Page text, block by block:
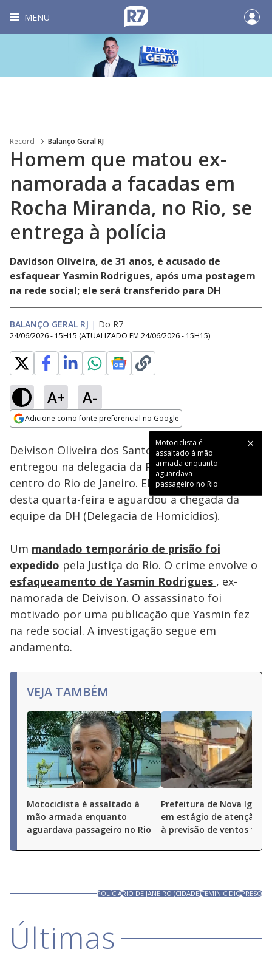
MENU
Record Balanço Geral RJ
Homem que matou ex-
namorada a facadas em
Rocha Miranda, no Rio, se
entrega à polícia
Davidson Oliveira, de 31 anos, é acusado de
esfaquear Yasmin Rodrigues, após uma postagem
na rede social; ele será transferido para DH
BALANÇO GERAL RJ | Do R7
24/06/2026 - 15H15 (ATUALIZADO EM 24/06/2026 - 15H15)
A+ A-
Adicione como fonte preferencial no Google
Motociclista é
assaltado à mão
armada enquanto
aguardava
passageiro no Rio
Ativar
76.21%
Deivison Oliveira dos Santos, de 31 anos, se
entregou na delegacia da Presidente Vargas, no
centro do Rio de Janeiro. Ele chegou na tarde
desta quarta-feira e aguardou a chegada da
equipe da DH (Delegacia de Homicídios).
Um mandado temporário de prisão foi
expedido pela Justiça do Rio. O crime envolve o
esfaqueamento de Yasmin Rodrigues , ex-
namorada de Deivison. O assassinato foi
motivado por uma publicação que Yasmin fez
na rede social. A investigação segue em
andamento.
VEJA TAMBÉM
Motociclista é assaltado à
mão armada enquanto
aguardava passageiro no Rio
Prefeitura de Nova
em estágio de atenção
à previsão de ventos
POLÍCIARIO DE JANEIRO (CIDADE)FEMINICIDIOPRESO
Últimas